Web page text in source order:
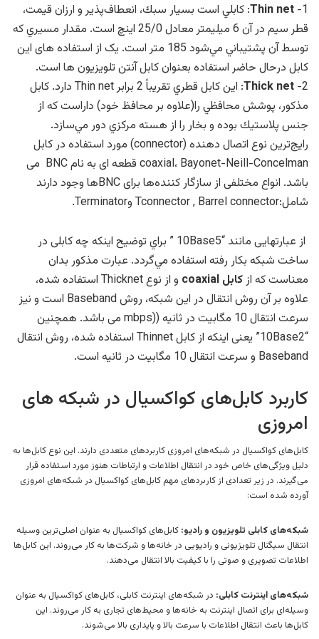
1-
Thin net: كابلي است بسيار سبك، انعطاف‌پذير و ارزان قيمت،
قطر سيم در آن 6 ميليمتر معادل 25/0 اينچ است. مقدار مسيري كه
توسط آن پشتيباني مي‌شود 185 متر است. یک از استفاده های این
کابل درحال حاضر استفاده بعنوان کابل آنتن تلویزیون ها است.
2-
Thick net
: اين كابل قطري تقريباً 2 برابر Thin net دارد. كابل
مذكور، پوشش محافظي را(علاوه بر محافظ خود) داراست كه از
جنس پلاستيك بوده و بخار را از هسته مركزي دور مي‌سازد.
رايج‌ترين نوع اتصال دهنده (connector) مورد استفاده در كابل
coaxial، Bayonet-Neill-Concelman قطعه ای به نام BNC می
باشد. انواع مختلفی از سازگار كننده‌ها برای BNCها وجود دارند
شامل:Tconnector , Barrel connector وTerminator.
از عبارتهايی مانند “10Base5 ” براي توضيح اينكه چه كابلی در
ساخت شبكه بكار رفته استفاده مي‌گردد. عبارت مذكور بدان
معناست كه از كابل coaxial
و از نوع Thicknet استفاده شده،
علاوه بر آن روش انتقال در اين شبكه، روش Baseband است و نيز
سرعت انتقال 10 مگابيت در ثانيه ((mbps می باشد. همچنين
“10Base2” يعنی اينكه از كابل Thinnet استفاده شده، روش انتقال
Baseband و سرعت انتقال 10 مگابيت در ثانيه است.
کاربرد کابل‌های کواکسیال در شبکه های
امروزی
کابل‌های کواکسیال در شبکه‌های امروزی کاربردهای متعددی دارند. این نوع کابل‌ها به
دلیل ویژگی‌های خاص خود در انتقال اطلاعات و ارتباطات هنوز مورد استفاده قرار
می‌گیرند. در زیر تعدادی از کاربردهای مهم کابل‌های کواکسیال در شبکه‌های امروزی
آورده شده است:
شبکه‌های کابلی تلویزیون و رادیو: کابل‌های کواکسیال به عنوان اصلی‌ترین وسیله
انتقال سیگنال تلویزیونی و رادیویی در خانه‌ها و شرکت‌ها به کار می‌روند. این کابل‌ها
اطلاعات تصویری و صوتی را با کیفیت بالا انتقال می‌دهند.
شبکه‌های اینترنت کابلی: در شبکه‌های اینترنت کابلی، کابل‌های کواکسیال به عنوان
وسیله‌ای برای اتصال اینترنت به خانه‌ها و محیط‌های تجاری به کار می‌روند. این
کابل‌ها باعث انتقال اطلاعات با سرعت بالا و پایداری بالا می‌شوند.